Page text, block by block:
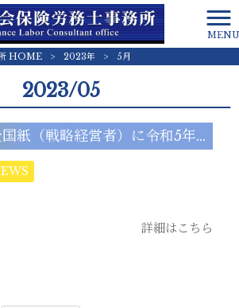
MENU
所 HOME
> 2023年 > 5月
2023/05
経営者）に令和5年4月新刊が紹介されました。
詳細はこちら